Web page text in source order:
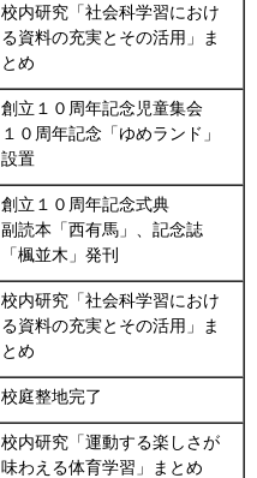
校内研究「社会科学習におけ
る資料の充実とその活用」ま
とめ
創立１０周年記念児童集会
１０周年記念「ゆめランド」
設置
創立１０周年記念式典
副読本「西有馬」、記念誌
「楓並木」発刊
校内研究「社会科学習におけ
る資料の充実とその活用」ま
とめ
校庭整地完了
校内研究「運動する楽しさが
味わえる体育学習」まとめ